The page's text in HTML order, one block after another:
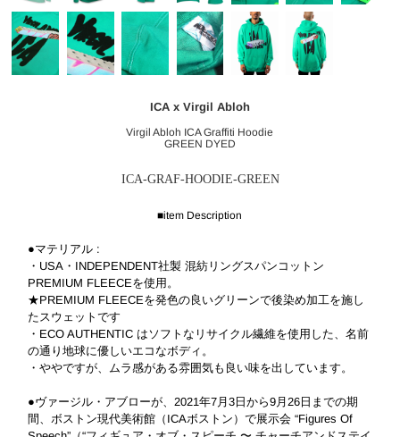
ICA x Virgil Abloh
Virgil Abloh ICA Graffiti Hoodie
GREEN DYED
ICA-GRAF-HOODIE-GREEN
■item Description
●マテリアル :
・USA・INDEPENDENT社製 混紡リングスパンコットン
PREMIUM FLEECEを使用。
★PREMIUM FLEECEを発色の良いグリーンで後染め加工を施し
たスウェットです
・ECO AUTHENTIC はソフトなリサイクル繊維を使用した、名前
の通り地球に優しいエコなボディ。
・ややですが、ムラ感がある雰囲気も良い味を出しています。
●ヴァージル・アブローが、2021年7月3日から9月26日までの期
間、ボストン現代美術館（ICAボストン）で展示会 “Figures Of